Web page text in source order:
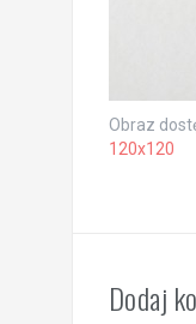
Obraz
120x120
Dodaj